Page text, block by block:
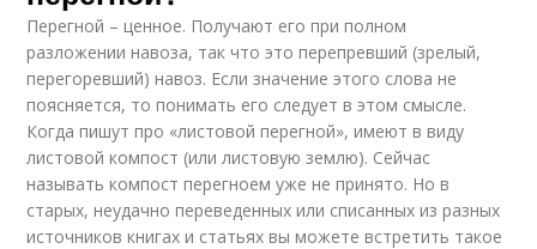
Перегной – ценное. Получают его при полном
разложении навоза, так что это перепревший (зрелый,
перегоревший) навоз. Если значение этого слова не
поясняется, то понимать его следует в этом смысле.
Когда пишут про «листовой перегной», имеют в виду
листовой компост (или листовую землю). Сейчас
называть компост перегноем уже не принято. Но в
старых, неудачно переведенных или списанных из разных
источников книгах и статьях вы можете встретить такое